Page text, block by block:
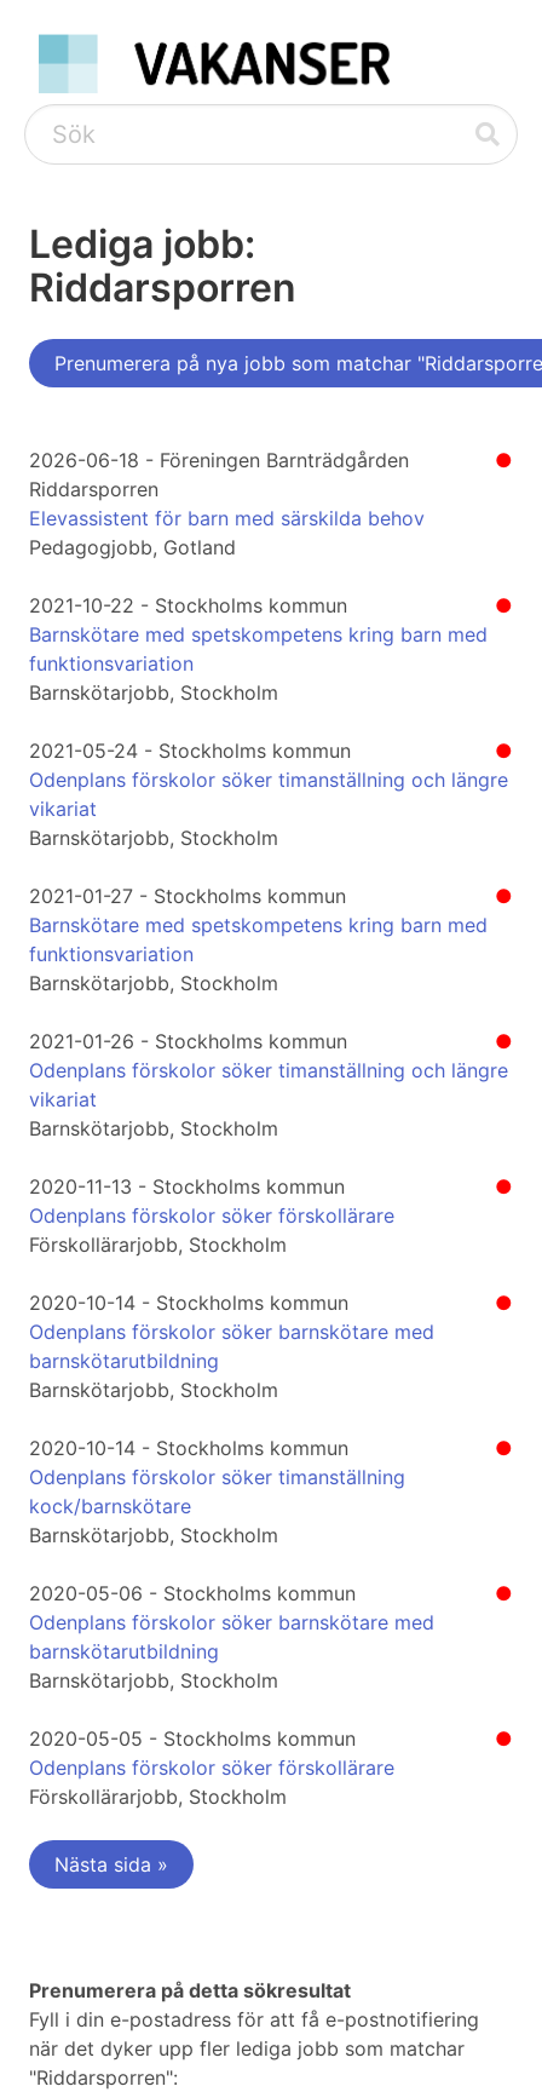
Lediga jobb:
Riddarsporren
Prenumerera på nya jobb som matchar
●
2026-06-18 - Föreningen Barnträdgården
Riddarsporren
Elevassistent för barn med särskilda behov
Pedagogjobb, Gotland
●
2021-10-22 - Stockholms kommun
Barnskötare med spetskompetens kring barn med
funktionsvariation
Barnskötarjobb, Stockholm
●
2021-05-24 - Stockholms kommun
Odenplans förskolor söker timanställning och längre
vikariat
Barnskötarjobb, Stockholm
●
2021-01-27 - Stockholms kommun
Barnskötare med spetskompetens kring barn med
funktionsvariation
Barnskötarjobb, Stockholm
●
2021-01-26 - Stockholms kommun
Odenplans förskolor söker timanställning och längre
vikariat
Barnskötarjobb, Stockholm
●
2020-11-13 - Stockholms kommun
Odenplans förskolor söker förskollärare
Förskollärarjobb, Stockholm
●
2020-10-14 - Stockholms kommun
Odenplans förskolor söker barnskötare med
barnskötarutbildning
Barnskötarjobb, Stockholm
●
2020-10-14 - Stockholms kommun
Odenplans förskolor söker timanställning
kock/barnskötare
Barnskötarjobb, Stockholm
●
2020-05-06 - Stockholms kommun
Odenplans förskolor söker barnskötare med
barnskötarutbildning
Barnskötarjobb, Stockholm
●
2020-05-05 - Stockholms kommun
Odenplans förskolor söker förskollärare
Förskollärarjobb, Stockholm
Nästa sida »
Prenumerera på detta sökresultat
Fyll i din e-postadress för att få e-postnotifiering
när det dyker upp fler lediga jobb som matchar
"Riddarsporren":